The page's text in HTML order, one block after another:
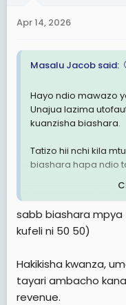
s
Apr 14, 2026
Masalu Jacob said:
Hayo ndio mawazo
Unajua lazima
kuanzisha biashara.
Tatizo hii nchi kila
biashara hapa ndio
Inauma sana. Basi tu.
sabb biashara mpya
kufeli ni 50 50)
Hakikisha kwanza,
tayari ambacho
revenue.